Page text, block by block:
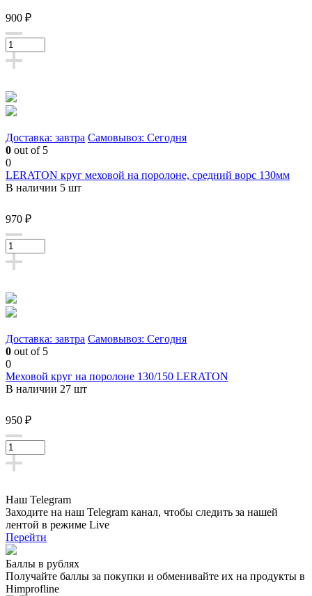
900 ₽
Доставка: завтра Самовывоз: Сегодня
0 out of 5
0
LERATON круг меховой на поролоне, средний ворс 130мм
В наличии 5 шт
970 ₽
Доставка: завтра Самовывоз: Сегодня
0 out of 5
0
Меховой круг на поролоне 130/150 LERATON
В наличии 27 шт
950 ₽
Наш Telegram
Заходите на наш Telegram канал, чтобы следить за нашей
лентой в режиме Live
Перейти
Баллы в рублях
Получайте баллы за покупки и обменивайте их на продукты в
Himprofline